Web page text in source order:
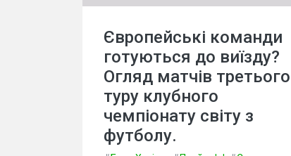
Європейські команди
готуються до виїзду?
Огляд матчів третього
туру клубного
чемпіонату світу з
футболу.